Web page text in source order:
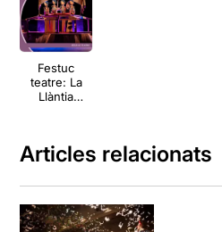
Festuc
teatre: La
Llàntia
Articles relacionats